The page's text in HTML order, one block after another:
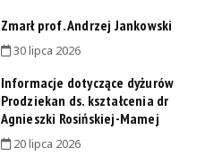
Zmarł prof. Andrzej Jankowski
30 lipca 2026
Informacje dotyczące dyżurów
Prodziekan ds. kształcenia dr
Agnieszki Rosińskiej-Mamej
20 lipca 2026